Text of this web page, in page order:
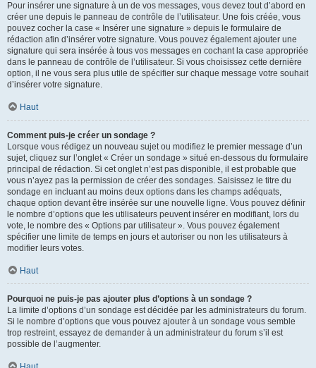
Pour insérer une signature à un de vos messages, vous devez tout d’abord en
créer une depuis le panneau de contrôle de l’utilisateur. Une fois créée, vous
pouvez cocher la case « Insérer une signature » depuis le formulaire de
rédaction afin d’insérer votre signature. Vous pouvez également ajouter une
signature qui sera insérée à tous vos messages en cochant la case appropriée
dans le panneau de contrôle de l’utilisateur. Si vous choisissez cette dernière
option, il ne vous sera plus utile de spécifier sur chaque message votre souhait
d’insérer votre signature.
Haut
Comment puis-je créer un sondage ?
Lorsque vous rédigez un nouveau sujet ou modifiez le premier message d’un
sujet, cliquez sur l’onglet « Créer un sondage » situé en-dessous du formulaire
principal de rédaction. Si cet onglet n’est pas disponible, il est probable que
vous n’ayez pas la permission de créer des sondages. Saisissez le titre du
sondage en incluant au moins deux options dans les champs adéquats,
chaque option devant être insérée sur une nouvelle ligne. Vous pouvez définir
le nombre d’options que les utilisateurs peuvent insérer en modifiant, lors du
vote, le nombre des « Options par utilisateur ». Vous pouvez également
spécifier une limite de temps en jours et autoriser ou non les utilisateurs à
modifier leurs votes.
Haut
Pourquoi ne puis-je pas ajouter plus d’options à un sondage ?
La limite d’options d’un sondage est décidée par les administrateurs du forum.
Si le nombre d’options que vous pouvez ajouter à un sondage vous semble
trop restreint, essayez de demander à un administrateur du forum s’il est
possible de l’augmenter.